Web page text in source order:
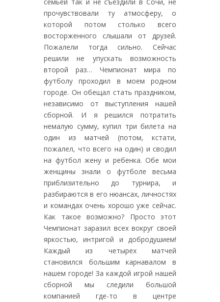
прочувствовали ту атмосферу, о
которой потом столько всего
восторженного слышали от друзей.
Пожалели тогда сильно. Сейчас
решили не упускать возможность
второй раз… Чемпионат мира по
футболу проходил в моем родном
городе. Он обещал стать праздником,
независимо от выступления нашей
сборной. И я решился потратить
немалую сумму, купил три билета на
один из матчей (потом, кстати,
пожалел, что всего на один) и сводил
на футбол жену и ребенка. Обе мои
женщины знали о футболе весьма
приблизительно до турнира, и
разбираются в его нюансах, личностях
и командах очень хорошо уже сейчас.
Как такое возможно? Просто этот
Чемпионат заразил всех вокруг своей
яркостью, интригой и добродушием!
Каждый из четырех матчей
становился большим карнавалом в
нашем городе! За каждой игрой нашей
сборной мы следили большой
компанией где-то в центре